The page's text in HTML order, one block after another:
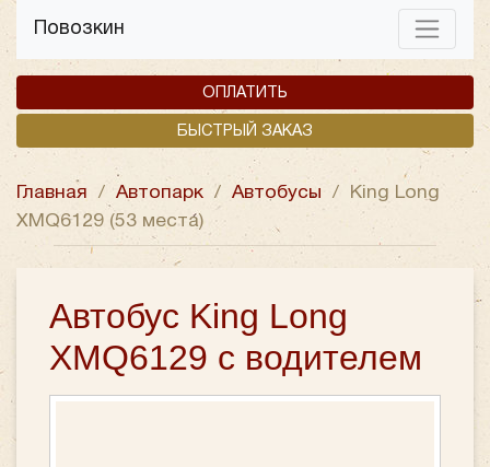
Повозкин
ОПЛАТИТЬ
БЫСТРЫЙ ЗАКАЗ
Главная / Автопарк / Автобусы /
King Long
XMQ6129 (53 места)
Автобус King Long
XMQ6129 с водителем